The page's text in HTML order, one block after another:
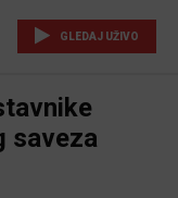
GLEDAJ UŽIVO
saveza